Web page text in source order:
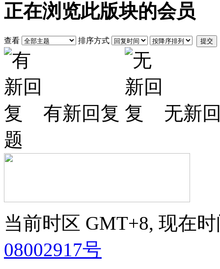
正在浏览此版块的会员
查看 排序方式 提交
有新回复
无新
题
当前时区 GMT+8, 现在
08002917号